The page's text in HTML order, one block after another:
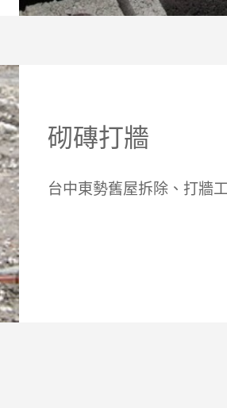
砌磚打牆
台中東勢舊屋拆除、打牆